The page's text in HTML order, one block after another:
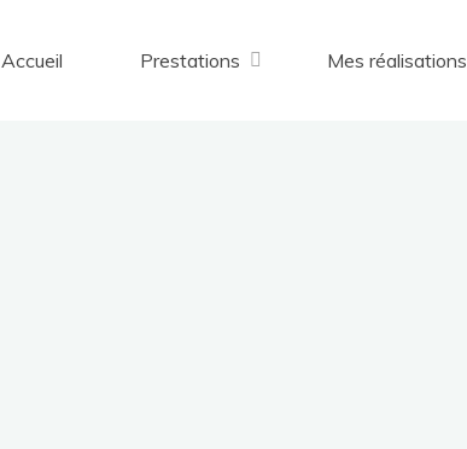
Accueil Prestations Mes réalisations